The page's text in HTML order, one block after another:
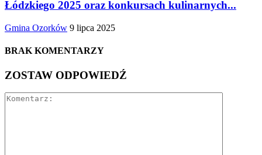
Łódzkiego 2025 oraz konkursach kulinarnych...
Gmina Ozorków 9 lipca 2025
BRAK KOMENTARZY
ZOSTAW ODPOWIEDŹ